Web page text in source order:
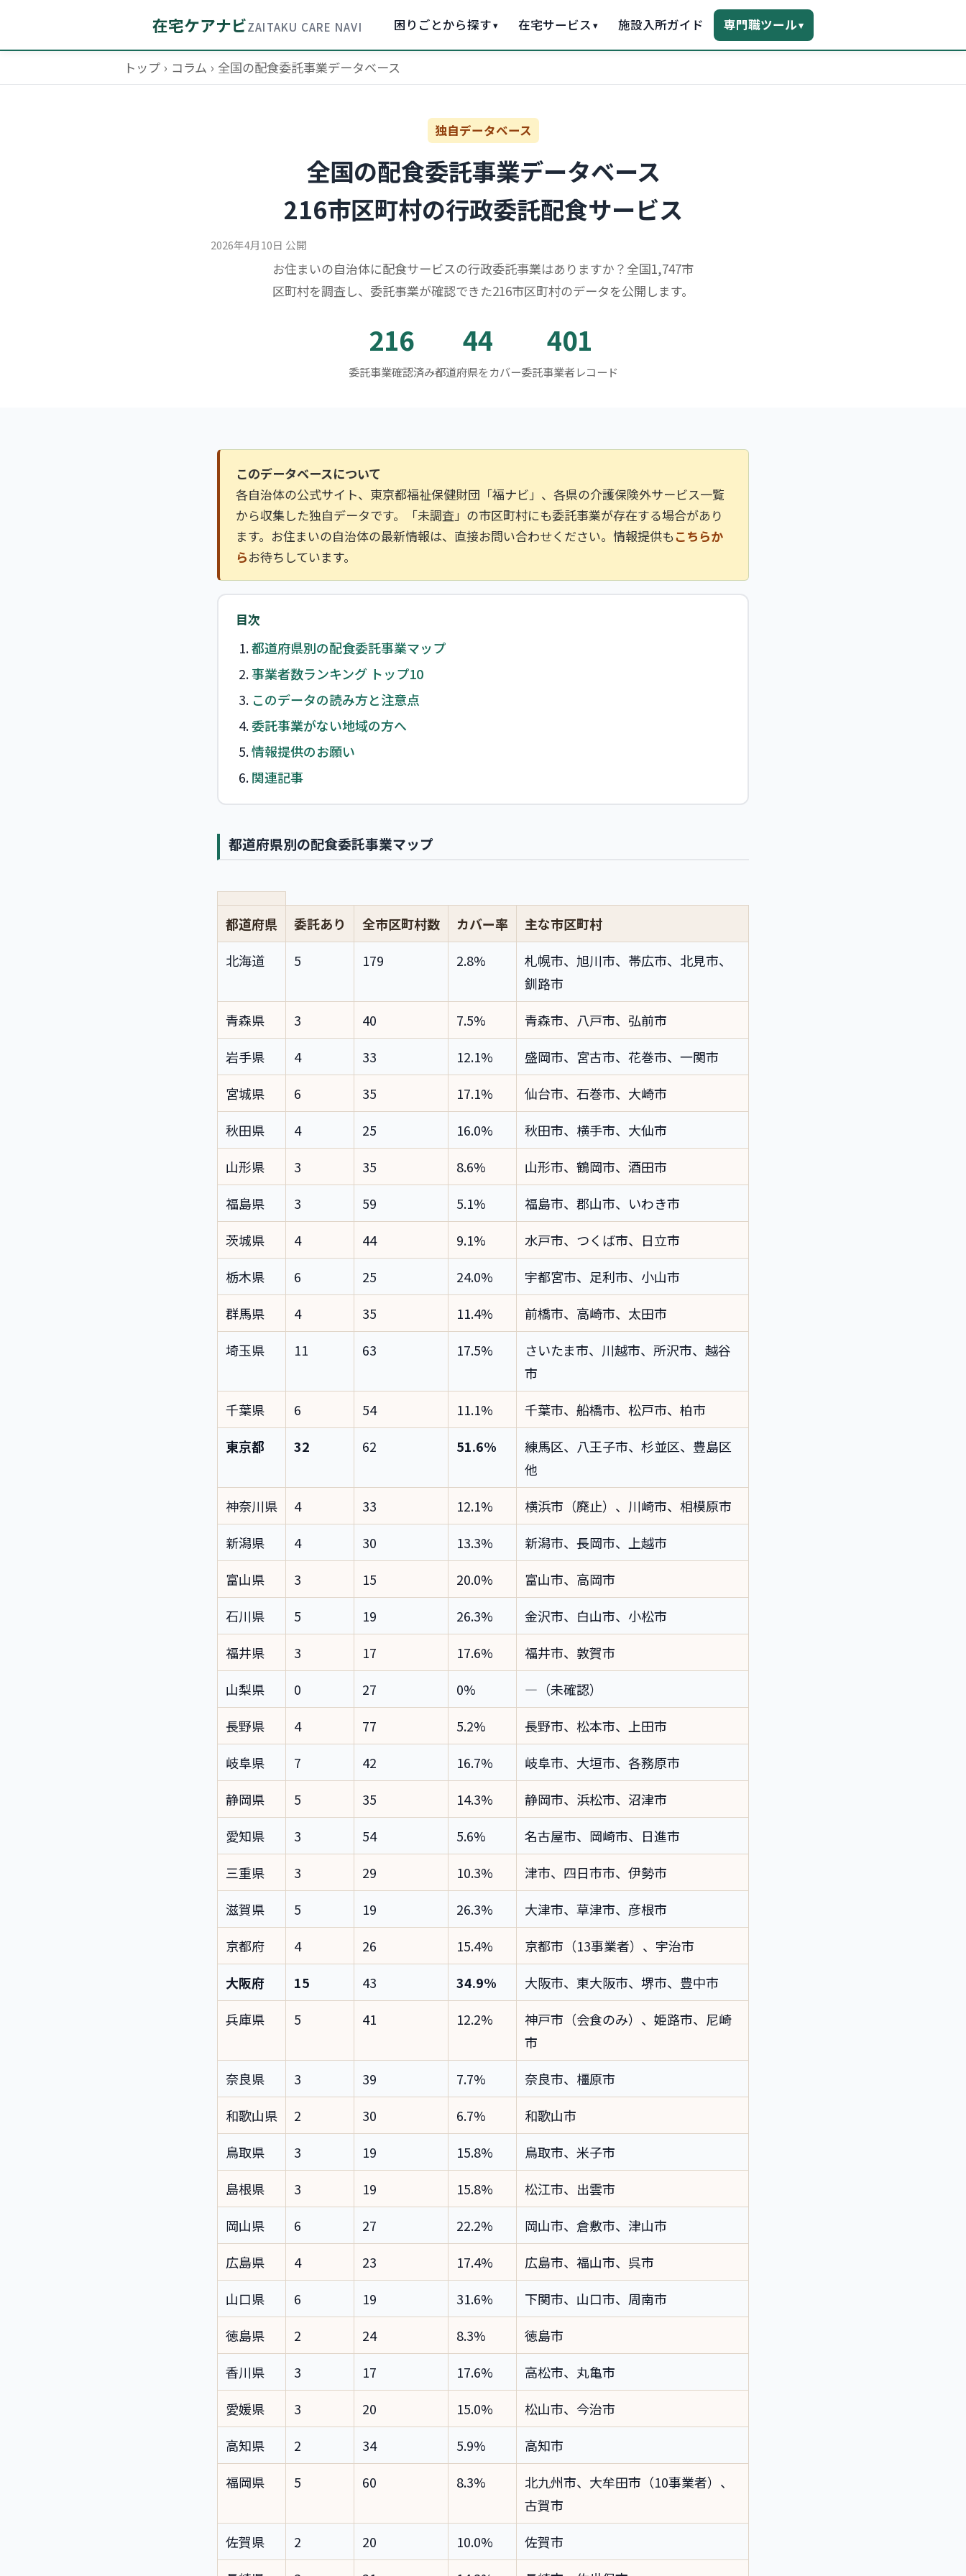
在宅ケアナビZAITAKU CARE NAVI 困りごとから探す▾ 在宅サービス ▾ 施設入所ガイド 専門職ツール▾
トップ › コラム › 全国の配食委託事業データベース
独自データベース
全国の配食委託事業データベース
216市区町村の行政委託配食サービス
2026年4月10日 公開
お住まいの自治体に配食サービスの行政委託事業はありますか？全国1,747市
区町村を調査し、委託事業が確認できた216市区町村のデータを公開します。
216
委託事業確認済み
44
都道府県をカバー
401
委託事業者レコード
このデータベースについて
各自治体の公式サイト、東京都福祉保健財団「福ナビ」、各県の介護保険外サービス一覧
から収集した独自データです。「未調査」の市区町村にも委託事業が存在する場合があり
ます。お住まいの自治体の最新情報は、直接お問い合わせください。情報提供もこちらか
らお待ちしています。
目次
都道府県別の配食委託事業マップ
事業者数ランキング トップ10
このデータの読み方と注意点
委託事業がない地域の方へ
情報提供のお願い
関連記事
都道府県別の配食委託事業マップ
都道府県 委託あり 全市区町村数 カバー率
主な市区町村
北海道
5 179 2.8%
札幌市、旭川市、帯広市、北見市、
釧路市
青森県
3 40 7.5%
青森市、八戸市、弘前市
岩手県
4 33 12.1%
盛岡市、宮古市、花巻市、一関市
宮城県
6 35 17.1%
仙台市、石巻市、大崎市
秋田県
4 25 16.0%
秋田市、横手市、大仙市
山形県
3 35 8.6%
山形市、鶴岡市、酒田市
福島県
3 59 5.1%
福島市、郡山市、いわき市
茨城県
4 44 9.1%
水戸市、つくば市、日立市
栃木県
6 25 24.0%
宇都宮市、足利市、小山市
群馬県
4 35 11.4%
前橋市、高崎市、太田市
埼玉県
11 63 17.5%
さいたま市、川越市、所沢市、越谷
市
千葉県
6 54 11.1%
千葉市、船橋市、松戸市、柏市
東京都
32 62 51.6%
練馬区、八王子市、杉並区、豊島区
他
神奈川県
4 33 12.1%
横浜市（廃止）、川崎市、相模原市
新潟県
4 30 13.3%
新潟市、長岡市、上越市
富山県
3 15 20.0%
富山市、高岡市
石川県
5 19 26.3%
金沢市、白山市、小松市
福井県
3 17 17.6%
福井市、敦賀市
山梨県
0 27 0%
—（未確認）
長野県
4 77 5.2%
長野市、松本市、上田市
岐阜県
7 42 16.7%
岐阜市、大垣市、各務原市
静岡県
5 35 14.3%
静岡市、浜松市、沼津市
愛知県
3 54 5.6%
名古屋市、岡崎市、日進市
三重県
3 29 10.3%
津市、四日市市、伊勢市
滋賀県
5 19 26.3%
大津市、草津市、彦根市
京都府
4 26 15.4%
京都市（13事業者）、宇治市
大阪府
15 43 34.9%
大阪市、東大阪市、堺市、豊中市
兵庫県
5 41 12.2%
神戸市（会食のみ）、姫路市、尼崎
市
奈良県
3 39 7.7%
奈良市、橿原市
和歌山県
2 30 6.7%
和歌山市
鳥取県
3 19 15.8%
鳥取市、米子市
島根県
3 19 15.8%
松江市、出雲市
岡山県
6 27 22.2%
岡山市、倉敷市、津山市
広島県
4 23 17.4%
広島市、福山市、呉市
山口県
6 19 31.6%
下関市、山口市、周南市
徳島県
2 24 8.3%
徳島市
香川県
3 17 17.6%
高松市、丸亀市
愛媛県
3 20 15.0%
松山市、今治市
高知県
2 34 5.9%
高知市
福岡県
5 60 8.3%
北九州市、大牟田市（10事業者）、
古賀市
佐賀県
2 20 10.0%
佐賀市